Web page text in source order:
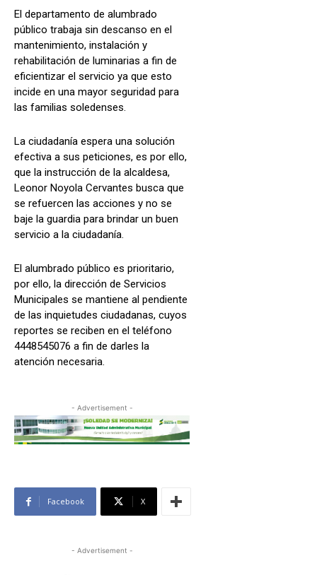
El departamento de alumbrado
público trabaja sin descanso en el
mantenimiento, instalación y
rehabilitación de luminarias a fin de
eficientizar el servicio ya que esto
incide en una mayor seguridad para
las familias soledenses.
La ciudadanía espera una solución
efectiva a sus peticiones, es por ello,
que la instrucción de la alcaldesa,
Leonor Noyola Cervantes busca que
se refuercen las acciones y no se
baje la guardia para brindar un buen
servicio a la ciudadanía.
El alumbrado público es prioritario,
por ello, la dirección de Servicios
Municipales se mantiene al pendiente
de las inquietudes ciudadanas, cuyos
reportes se reciben en el teléfono
4448545076 a fin de darles la
atención necesaria.
- Advertisement -
Facebook X
- Advertisement -